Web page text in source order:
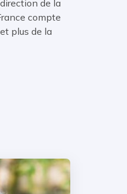
de la
compte
plus de la